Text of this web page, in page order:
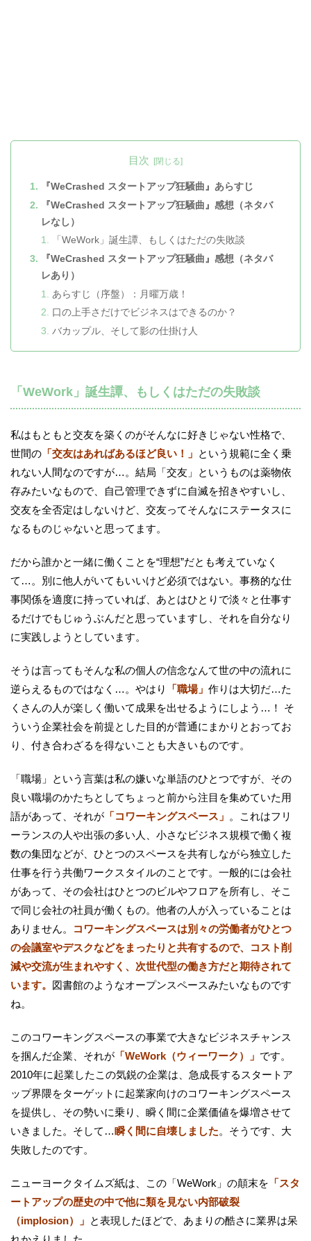
目次
『WeCrashed スタートアップ狂騒曲』あらすじ
『WeCrashed スタートアップ狂騒曲』感想（ネタバ
レなし）
「WeWork」誕生譚、もしくはただの失敗談
『WeCrashed スタートアップ狂騒曲』感想（ネタバ
レあり）
あらすじ（序盤）：月曜万歳！
口の上手さだけでビジネスはできるのか？
バカップル、そして影の仕掛け人
「WeWork」誕生譚、もしくはただの失敗談
私はもともと交友を築くのがそんなに好きじゃない性格で、
世間の 「交友はあればあるほど良い！」 という規範に全く乗
れない人間なのですが…。結局「交友」というものは薬物依
存みたいなもので、自己管理できずに自滅を招きやすいし、
交友を全否定はしないけど、交友ってそんなにステータスに
なるものじゃないと思ってます。
だから誰かと一緒に働くことを“理想”だとも考えていなく
て…。別に他人がいてもいいけど必須ではない。事務的な仕
事関係を適度に持っていれば、あとはひとりで淡々と仕事す
るだけでもじゅうぶんだと思っていますし、それを自分なり
に実践しようとしています。
そうは言ってもそんな私の個人の信念なんて世の中の流れに
逆らえるものではなく…。やはり
「職場」 作りは大切だ…た
くさんの人が楽しく働いて成果を出せるようにしよう…！ そ
ういう企業社会を前提とした目的が普通にまかりとおってお
り、付き合わざるを得ないことも大きいものです。
「職場」という言葉は私の嫌いな単語のひとつですが、その
良い職場のかたちとしてちょっと前から注目を集めていた用
語があって、それが 「コワーキングスペース」 。これはフリ
ーランスの人や出張の多い人、小さなビジネス規模で働く複
数の集団などが、ひとつのスペースを共有しながら独立した
仕事を行う共働ワークスタイルのことです。一般的には会社
があって、その会社はひとつのビルやフロアを所有し、そこ
で同じ会社の社員が働くもの。他者の人が入っていることは
ありません。
コワーキングスペースは別々の労働者がひとつ
の会議室やデスクなどをまったりと共有するので、コスト削
減や交流が生まれやすく、次世代型の働き方だと期待されて
います。 図書館のようなオープンスペースみたいなものです
ね。
このコワーキングスペースの事業で大きなビジネスチャンス
を掴んだ企業、それが 「WeWork（ウィーワーク）」 です。
2010年に起業したこの気鋭の企業は、急成長するスタートア
ップ界隈をターゲットに起業家向けのコワーキングスペース
を提供し、その勢いに乗り、瞬く間に企業価値を爆増させて
いきました。そして…瞬く間に自壊しました。そうです、大
失敗したのです。
ニューヨークタイムズ紙は、この「WeWork」の顛末を 「スタ
ートアップの歴史の中で他に類を見ない内部破裂
（implosion）」 と表現したほどで、あまりの酷さに業界は呆